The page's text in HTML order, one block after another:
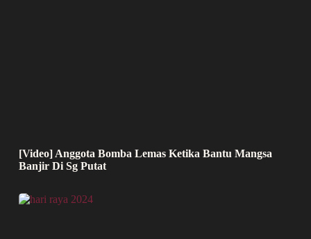
[Video] Anggota Bomba Lemas Ketika Bantu Mangsa
Banjir Di Sg Putat